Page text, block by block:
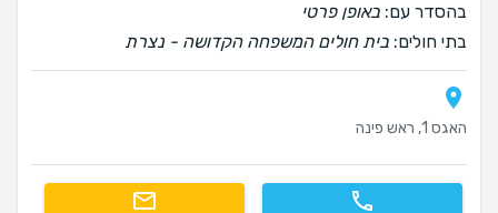
בהסדר עם: באופן פרטי
בתי חולים: בית חולים המשפחה הקדושה - נצרת
האגס 1, ראש פינה